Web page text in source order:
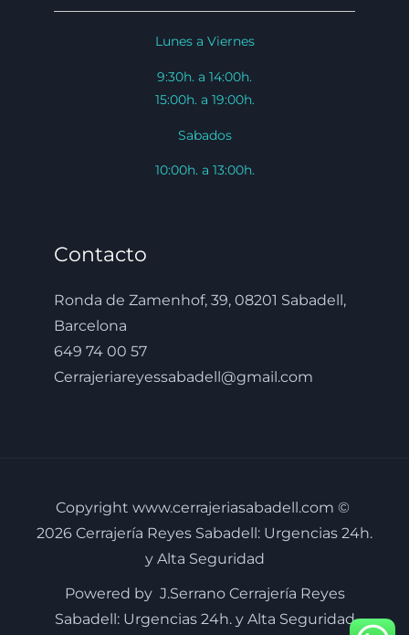
Lunes a Viernes
9:30h. a 14:00h.
15:00h. a 19:00h.
Sabados
10:00h. a 13:00h.
Contacto
Ronda de Zamenhof, 39, 08201 Sabadell,
Barcelona
649 74 00 57
Cerrajeriareyessabadell@gmail.com
Copyright www.cerrajeriasabadell.com ©
2026 Cerrajería Reyes Sabadell: Urgencias 24h.
y Alta Seguridad
Powered by J.Serrano Cerrajería Reyes
Sabadell: Urgencias 24h. y Alta Seguridad